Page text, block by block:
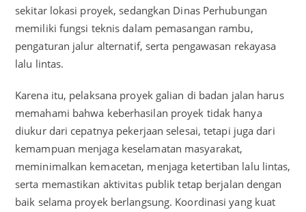
sekitar lokasi proyek, sedangkan Dinas Perhubungan
memiliki fungsi teknis dalam pemasangan rambu,
pengaturan jalur alternatif, serta pengawasan rekayasa
lalu lintas.
Karena itu, pelaksana proyek galian di badan jalan harus
memahami bahwa keberhasilan proyek tidak hanya
diukur dari cepatnya pekerjaan selesai, tetapi juga dari
kemampuan menjaga keselamatan masyarakat,
meminimalkan kemacetan, menjaga ketertiban lalu lintas,
serta memastikan aktivitas publik tetap berjalan dengan
baik selama proyek berlangsung. Koordinasi yang kuat